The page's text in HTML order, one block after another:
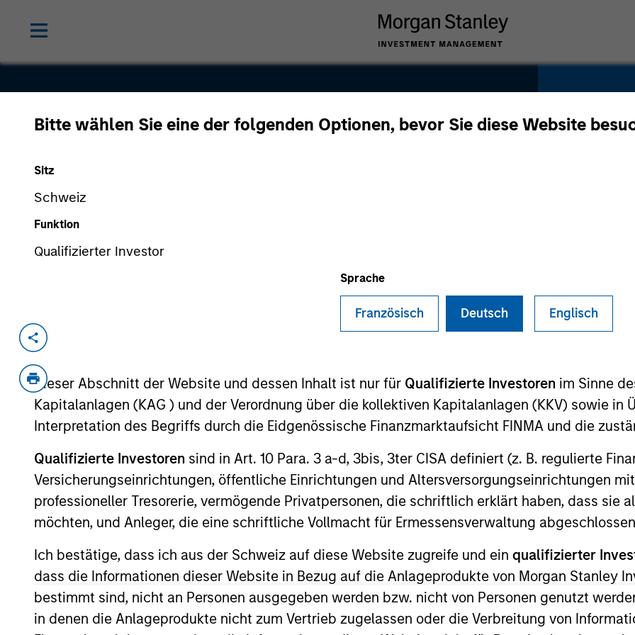
Bitte wählen Sie eine der folgenden Optionen, bevor Sie diese Website
Sitz
Schweiz
Funktion
Qualifizierter Investor
Sprache
Französisch Deutsch Englisch
Dieser Abschnitt der Website und dessen Inhalt ist nur für Qualifizierte Investoren im Sinne
Kapitalanlagen (KAG ) und der Verordnung über die kollektiven Kapitalanlagen (KKV) sowie
Interpretation des Begriffs durch die Eidgenössische Finanzmarktaufsicht FINMA und die
Qualifizierte Investoren sind in Art. 10 Para. 3 a-d, 3bis, 3ter CISA definiert (z. B. regulierte
Versicherungseinrichtungen, öffentliche Einrichtungen und Altersversorgungseinrichtungen
professioneller Tresorerie, vermögende Privatpersonen, die schriftlich erklärt haben, dass sie
möchten, und Anleger, die eine schriftliche Vollmacht für Ermessensverwaltung
Ich bestätige, dass ich aus der Schweiz auf diese Website zugreife und ein qualifizierter
dass die Informationen dieser Website in Bezug auf die Anlageprodukte von Morgan Stanley
bestimmt sind, nicht an Personen ausgegeben werden bzw. nicht von Personen genutzt
in denen die Anlageprodukte nicht zum Vertrieb zugelassen oder die Verbreitung von
Chip Express
Corporation
Institutional
Provider of laser-programmable gate arrays.
As of July 25, 2025. The above is provided for informational and educational purposes only. There is no
resulted in positive performance (for realized holdings), or will perform well in the future (for current
above are the property of their respective owners. The information on this website has not been
such owners. By clicking on any links shown here, you agree that you are navigating to a third party
only as a convenience and the inclusion of any hyperlink is not and does not imply any endorsement,
monitoring by us of any information contained in any hyperlinked site. In no event shall we be
Morgan Stanley